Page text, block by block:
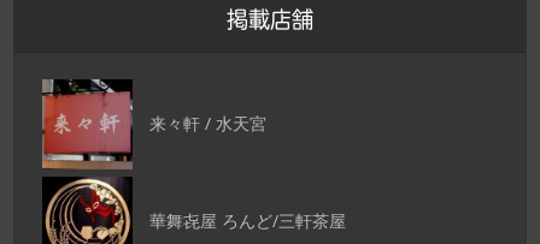
掲載店舗
来々軒 / 水天宮
華舞㐂屋 ろんど/三軒茶屋